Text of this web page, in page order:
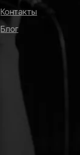
Контакты
Блог